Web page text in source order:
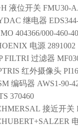
液位开关 FMU30-
继电器
404366/000-460-
电源
FILTRI 过滤器
红外摄像头
编码器 AWS1-90-
370460
接近开关